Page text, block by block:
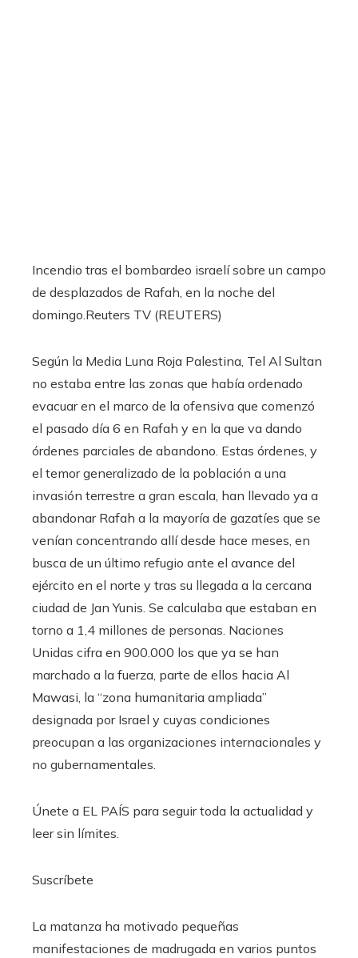
Incendio tras el bombardeo israelí sobre un campo
de desplazados de Rafah, en la noche del
domingo.Reuters TV (REUTERS)
Según la Media Luna Roja Palestina, Tel Al Sultan
no estaba entre las zonas que había ordenado
evacuar en el marco de la ofensiva que comenzó
el pasado día 6 en Rafah y en la que va dando
órdenes parciales de abandono. Estas órdenes, y
el temor generalizado de la población a una
invasión terrestre a gran escala, han llevado ya a
abandonar Rafah a la mayoría de gazatíes que se
venían concentrando allí desde hace meses, en
busca de un último refugio ante el avance del
ejército en el norte y tras su llegada a la cercana
ciudad de Jan Yunis. Se calculaba que estaban en
torno a 1,4 millones de personas. Naciones
Unidas cifra en 900.000 los que ya se han
marchado a la fuerza, parte de ellos hacia Al
Mawasi, la “zona humanitaria ampliada”
designada por Israel y cuyas condiciones
preocupan a las organizaciones internacionales y
no gubernamentales.
Únete a EL PAÍS para seguir toda la actualidad y
leer sin límites.
Suscríbete
La matanza ha motivado pequeñas
manifestaciones de madrugada en varios puntos